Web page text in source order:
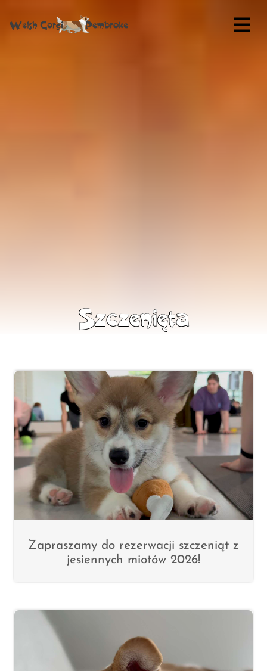
Zapraszamy do rezerwacji szczeniąt z
jesiennych miotów 2026!